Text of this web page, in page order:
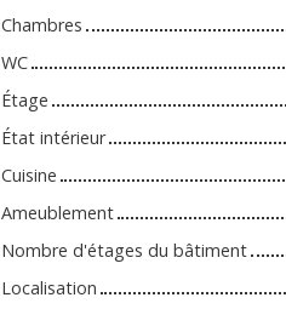
Chambres
WC
Étage
État intérieur
Cuisine
Ameublement
Nombre d'étages du bâtiment
Localisation